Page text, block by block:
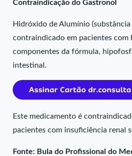
Contraindicação do Gastronol
Hidróxido de Alumínio (substância
contraindicado em pacientes com
componentes da fórmula,
intestinal.
Este medicamento é
pacientes com insuficiência renal
Fonte: Bula do Profissional do